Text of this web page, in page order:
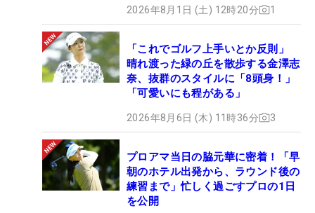
2026年8月1日 (土) 12時20分 1
「これでゴルフ上手いとか反則」
晴れ渡った緑の丘を散歩する金澤志
奈、抜群のスタイルに「8頭身！」
「可愛いにも程がある」
2026年8月6日 (木) 11時36分 3
プロアマ当日の脇元華に密着！「早
朝のホテル出発から、ラウンド後の
練習まで」忙しく過ごすプロの1日
を公開